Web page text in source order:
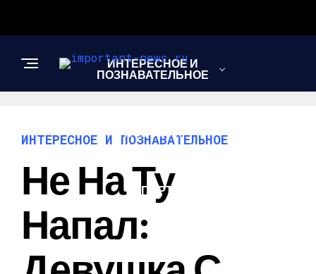
ИНТЕРЕСНОЕ И
ПОЗНАВАТЕЛЬНОЕ
НОВОСТИ
СПОРТ
ИНТЕРЕСНОЕ И ПОЗНАВАТЕЛЬНОЕ
Не На Ту
Напал: